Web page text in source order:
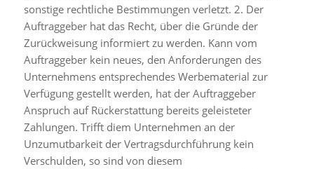
sonstige rechtliche Bestimmungen verletzt. 2. Der
Auftraggeber hat das Recht, über die Gründe der
Zurückweisung informiert zu werden. Kann vom
Auftraggeber kein neues, den Anforderungen des
Unternehmens entsprechendes Werbematerial zur
Verfügung gestellt werden, hat der Auftraggeber
Anspruch auf Rückerstattung bereits geleisteter
Zahlungen. Trifft diem Unternehmen an der
Unzumutbarkeit der Vertragsdurchführung kein
Verschulden, so sind von diesem